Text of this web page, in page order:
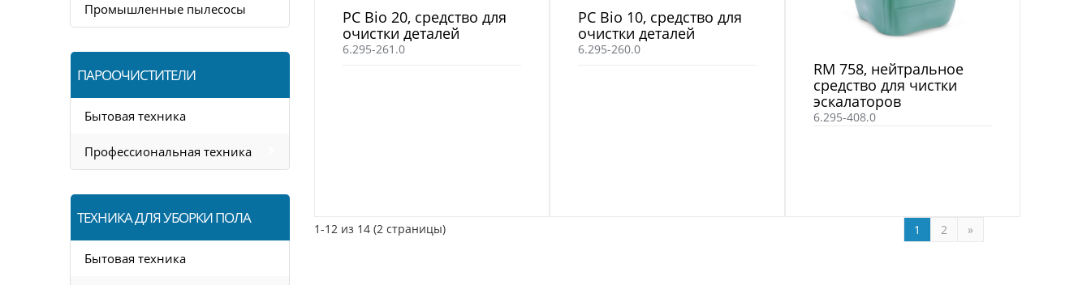
Промышленные пылесосы
ПАРООЧИСТИТЕЛИ
Бытовая техника
Профессиональная техника
ТЕХНИКА ДЛЯ УБОРКИ ПОЛА
Бытовая техника
PC Bio 20, средство для
очистки деталей
6.295-261.0
PC Bio 10, средство для
очистки деталей
6.295-260.0
RM 758, нейтральное
средство для чистки
эскалаторов
6.295-408.0
1-12 из 14 (2 страницы) 1 2 »